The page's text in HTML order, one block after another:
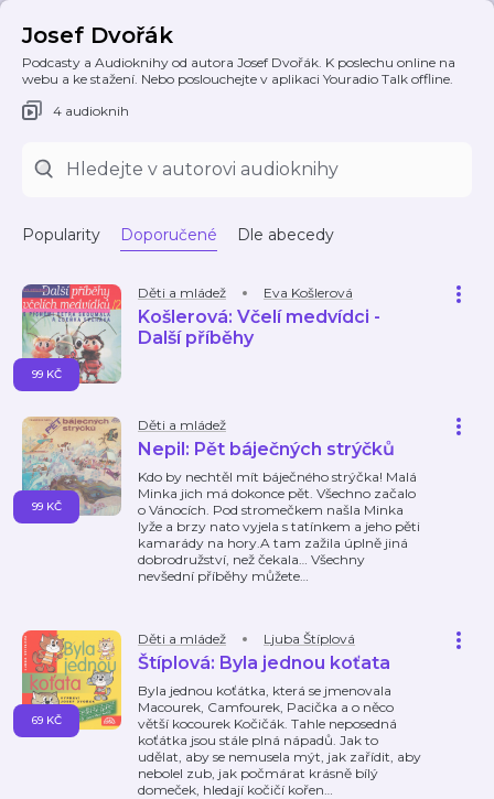
Josef Dvořák
Podcasty a Audioknihy od autora Josef Dvořák. K poslechu online na
webu a ke stažení. Nebo poslouchejte v aplikaci Youradio Talk offline.
4 audioknih
Popularity Doporučené Dle abecedy
Děti a mládež Eva Košlerová
Košlerová: Včelí medvídci -
Další příběhy
99 KČ
Děti a mládež
Nepil: Pět báječných strýčků
Kdo by nechtěl mít báječného strýčka! Malá
Minka jich má dokonce pět. Všechno začalo
o Vánocích. Pod stromečkem našla Minka
lyže a brzy nato vyjela s tatínkem a jeho pěti
kamarády na hory.A tam zažila úplně jiná
dobrodružství, než čekala… Všechny
nevšední příběhy můžete…
99 KČ
Děti a mládež Ljuba Štíplová
Štíplová: Byla jednou koťata
Byla jednou koťátka, která se jmenovala
Macourek, Camfourek, Pacička a o něco
větší kocourek Kočičák. Tahle neposedná
koťátka jsou stále plná nápadů. Jak to
udělat, aby se nemusela mýt, jak zařídit, aby
nebolel zub, jak počmárat krásně bílý
domeček, hledají kočičí kořen…
69 KČ